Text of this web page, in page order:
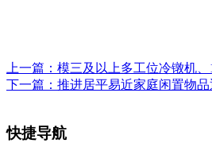
上一篇： 模三及以上多工位冷镦机
下一篇： 推进居平易近家庭闲置物品
快捷导航